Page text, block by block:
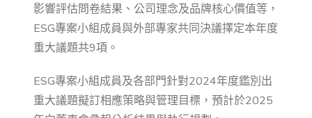
影響評估問卷結果、公司理念及品牌核心價值等，
ESG專案小組成員與外部專家共同決議擇定本年度
重大議題共9項。
ESG專案小組成員及各部門針對2024年度鑑別出
重大議題擬訂相應策略與管理目標，預計於2025